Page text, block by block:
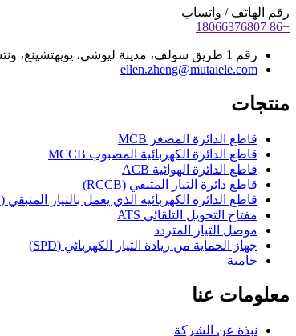
رقم الهاتف / واتساب
+86 18066376807
رقم 1 طريق سولف، مدينة ليوشي، يويهتشينغ، ونتشو، تشجيانغ، الصين
ellen.zheng@mutaiele.com
منتجات
قاطع الدائرة المصغر MCB
قاطع الدائرة الكهربائية المصبوب MCCB
قاطع الدائرة الهوائية ACB
قاطع دائرة التيار المتبقي (RCCB)
قاطع الدائرة الكهربائية الذي يعمل بالتيار المتبقي (RCBO)
مفتاح التحويل التلقائي ATS
موصل التيار المتردد
جهاز الحماية من زيادة التيار الكهربائي (SPD)
حامية
معلومات عنا
نبذة عن الشركة